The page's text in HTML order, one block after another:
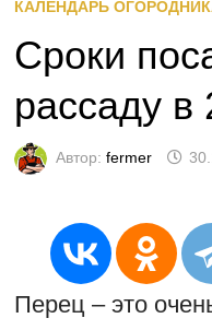
КАЛЕНДАРЬ
Сроки
рассаду в
Автор: fermer
Перец – это